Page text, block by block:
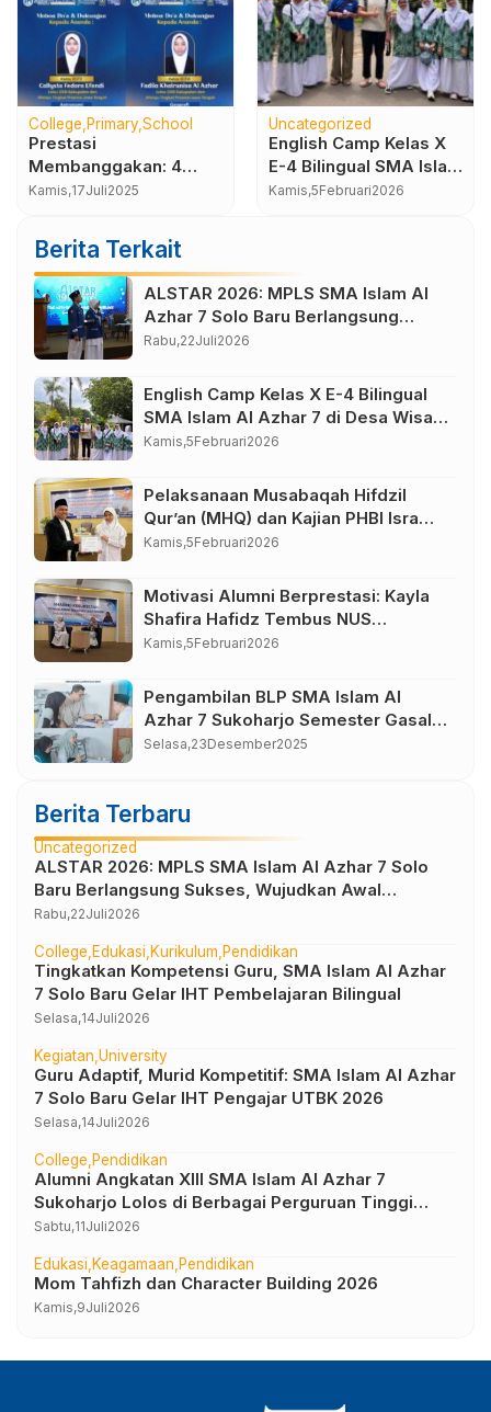
College Primary School
Prestasi
Membanggakan: 4
Murid SMA Islam Al
Melaju ke OSN Tingkat
Provinsi
Kamis,17Juli2025
Uncategorized
English Camp Kelas X
E-4 Bilingual SMA Islam
Al Azhar 7 di Desa
Kamis,5Februari2026
Berita Terkait
ALSTAR 2026: MPLS SMA Islam Al
Azhar 7 Solo Baru Berlangsung
Sukses, Wujudkan Awal Perjalanan
Rabu,22Juli2026
English Camp Kelas X E-4 Bilingual
SMA Islam Al Azhar 7 di Desa Wisata
Bahasa Borobudur Magelang
Kamis,5Februari2026
Pelaksanaan Musabaqah Hifdzil
Qur’an (MHQ) dan Kajian PHBI Isra
Mi’raj SMA Islam Al Azhar 7
Kamis,5Februari2026
Motivasi Alumni Berprestasi: Kayla
Shafira Hafidz Tembus NUS
Singapura
Kamis,5Februari2026
Pengambilan BLP SMA Islam Al
Azhar 7 Sukoharjo Semester Gasal
Tahun Pelajaran 2025-2026
Selasa,23Desember2025
Berita Terbaru
Uncategorized
ALSTAR 2026: MPLS SMA Islam Al Azhar 7 Solo
Baru Berlangsung Sukses, Wujudkan Awal
Perjalanan Peserta Didik yang Berkarakter
Rabu,22Juli2026
College Edukasi Kurikulum Pendidikan
Tingkatkan Kompetensi Guru, SMA Islam Al Azhar
7 Solo Baru Gelar IHT Pembelajaran Bilingual
Selasa,14Juli2026
Kegiatan University
Guru Adaptif, Murid Kompetitif: SMA Islam Al Azhar
7 Solo Baru Gelar IHT Pengajar UTBK 2026
Selasa,14Juli2026
College Pendidikan
Alumni Angkatan XIII SMA Islam Al Azhar 7
Sukoharjo Lolos di Berbagai Perguruan Tinggi
Negeri dan Luar Negeri
Sabtu,11Juli2026
Edukasi Keagamaan Pendidikan
Mom Tahfizh dan Character Building 2026
Kamis,9Juli2026